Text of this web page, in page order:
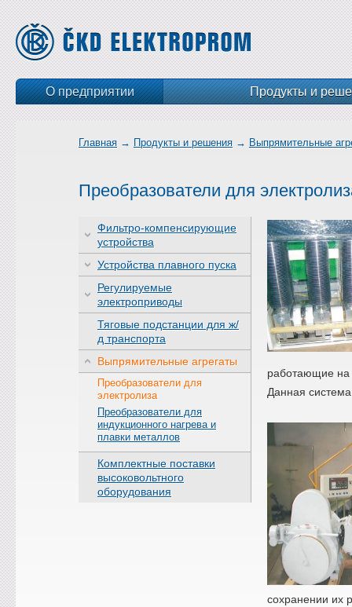
О предприятии Продукты и
Главная → Продукты и решения → Выпрямительные
Преобразователи для
Фильтро-компенсирующие
устройства
Устройства плавного пуска
Регулируемые
электроприводы
Тяговые подстанции для ж/
д транспорта
Выпрямительные агрегаты
Преобразователи для
электролиза
Преобразователи для
индукционного нагрева и
плавки металлов
Комплектные поставки
высоковольтного
оборудования
работающие на
Данная
сохранении их